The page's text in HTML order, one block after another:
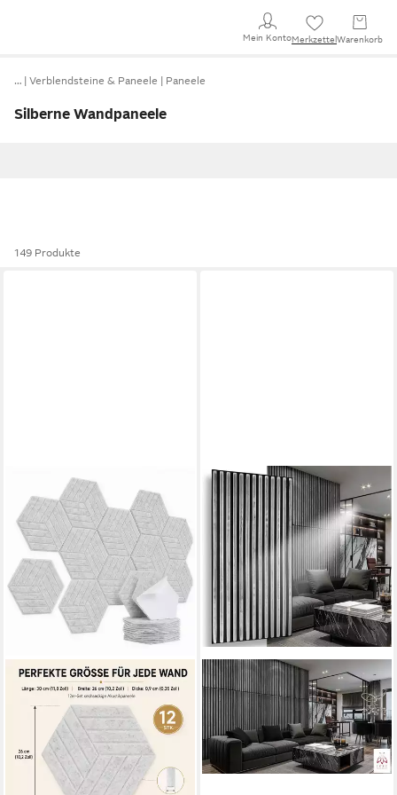
Mein KontoMerkzettel Warenkorb
… Verblendsteine & Paneele Paneele
Silberne Wandpaneele
149 Produkte